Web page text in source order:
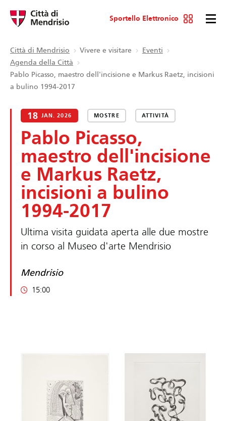
Sportello Elettronico
Città di Mendrisio Vivere e visitare
Eventi
Agenda della Città
Pablo Picasso, maestro dell'incisione e Markus Raetz, incisioni
a bulino 1994-2017
18 JAN. 2026 MOSTRE ATTIVITÀ
Pablo Picasso,
maestro dell'incisione
e Markus Raetz,
incisioni a bulino
1994-2017
Ultima visita guidata aperta alle due mostre
in corso al Museo d'arte Mendrisio
Mendrisio
15:00